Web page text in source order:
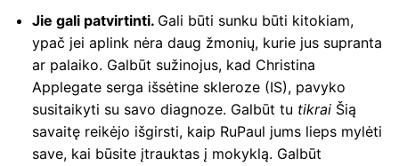
Jie gali patvirtinti. Gali būti sunku būti kitokiam,
ypač jei aplink nėra daug žmonių, kurie jus supranta
ar palaiko. Galbūt sužinojus, kad Christina
Applegate serga išsėtine skleroze (IS), pavyko
susitaikyti su savo diagnoze. Galbūt tu tikrai Šią
savaitę reikėjo išgirsti, kaip RuPaul jums lieps mylėti
save, kai būsite įtrauktas į mokyklą. Galbūt